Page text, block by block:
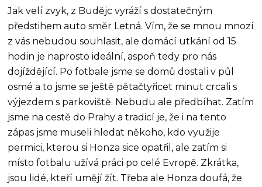
Jak velí zvyk, z Budějc vyráží s dostatečným
předstihem auto směr Letná. Vím, že se mnou mnozí
z vás nebudou souhlasit, ale domácí utkání od 15
hodin je naprosto ideální, aspoň tedy pro nás
dojíždějící. Po fotbale jsme se domů dostali v půl
osmé a to jsme se ještě pětačtyřicet minut crcali s
výjezdem s parkoviště. Nebudu ale předbíhat. Zatím
jsme na cestě do Prahy a tradicí je, že i na tento
zápas jsme museli hledat někoho, kdo využije
permici, kterou si Honza sice opatřil, ale zatím si
místo fotbalu užívá práci po celé Evropě. Zkrátka,
jsou lidé, kteří umějí žít. Třeba ale Honza doufá, že